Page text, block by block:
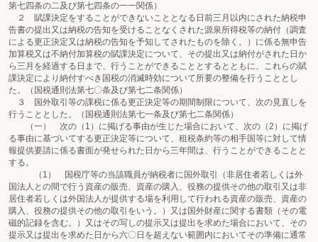
第七四条の二及び第七四条の一一関係）
２ 賦課決定をすることができないこととなる日前三月以内にされた納税申
告書の提出又は納税の告知を受けることなくされた源泉所得税等の納付（調査
による更正決定又は納税の告知を予知してされたものを除く。）に係る無申告
加算税又は不納付加算税の賦課決定について、その提出又は納付がされた日か
ら三月を経過する日まで、行うことができることとするとともに、これらの賦
課決定により納付すべき国税の消滅時効について所要の整備を行うこととし
た。（国税通則法第七〇条及び第七二条関係）
３ 国外取引等の課税に係る更正決定等の期間制限について、次の見直しを
行うこととした。（国税通則法第七一条及び第七二条関係）
（一） 次の（1）に掲げる事由が生じた場合において、次の（2）に掲げ
る事由に基づいてする更正決定等について、租税条約等の相手国等に対して情
報提供要請に係る書面が発せられた日から三年間は、行うことができることと
する。
（1） 国税庁等の当該職員が納税者に国外取引（非居住者若しくは外
国法人との間で行う資産の販売、資産の購入、役務の提供その他の取引又は非
居住者若しくは外国法人が提供する場を利用して行われる資産の販売、資産の
購入、役務の提供その他の取引をいう。）又は国外財産に関する書類（その電
磁的記録を含む。）又はその写しの提示又は提出を求めた場合において、その
提示又は提出を求めた日から六〇日を超えない範囲内においてその準備に通常